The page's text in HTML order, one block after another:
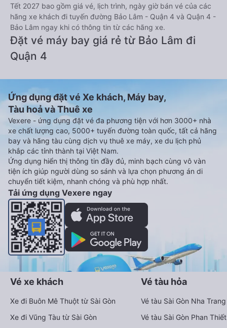
Tết 2027 bao gồm giá vé, lịch trình, ngày giờ bán vé của các
hãng xe khách đi tuyến đường Bảo Lâm - Quận 4 và Quận 4 -
Bảo Lâm ngay khi có thông tin từ các hãng xe.
Đặt vé máy bay giá rẻ từ Bảo Lâm đi
Quận 4
Ứng dụng đặt vé Xe khách, Máy bay,
Tàu hoả và Thuê xe
Vexere - ứng dụng đặt vé đa phương tiện với hơn 3000+ nhà
xe chất lượng cao, 5000+ tuyến đường toàn quốc, tất cả hãng
bay và hãng tàu cùng dịch vụ thuê xe máy, xe du lịch phủ
khắp các tỉnh thành tại Việt Nam.
Ứng dụng hiển thị thông tin đầy đủ, minh bạch cùng vô vàn
tiện ích giúp người dùng so sánh và lựa chọn phương án di
chuyển tiết kiệm, nhanh chóng và phù hợp nhất.
Tải ứng dụng Vexere ngay
Vé xe khách
Xe đi Buôn Mê Thuột từ Sài Gòn
Xe đi Vũng Tàu từ Sài Gòn
Vé tàu hỏa
Vé tàu Sài Gòn Nha Trang
Vé tàu Sài Gòn Phan Thiết